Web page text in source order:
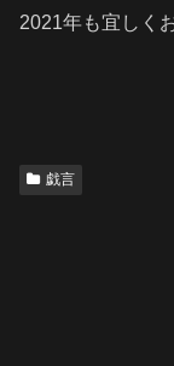
2021年も宜しく
戯言